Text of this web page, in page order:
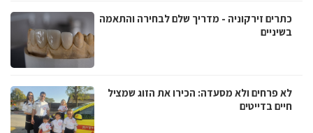
כתרים זירקוניה - מדריך שלם לבחירה והתאמה
בשיניים
לא פרחים ולא מסעדה: הכירו את הזוג שמציל
חיים בדייטים